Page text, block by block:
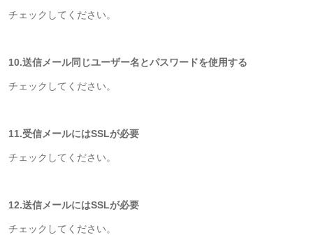
チェックしてください。
10.送信メール同じユーザー名とパスワードを使用する
チェックしてください。
11.受信メールにはSSLが必要
チェックしてください。
12.送信メールにはSSLが必要
チェックしてください。